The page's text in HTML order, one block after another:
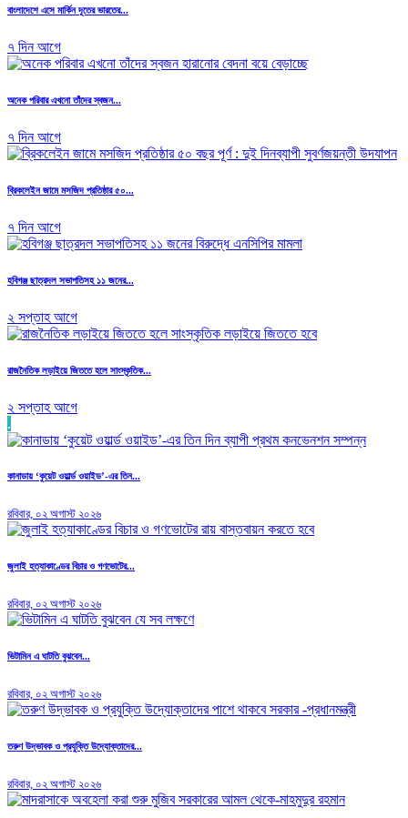
বাংলাদেশে এসে মার্কিন দূতের ভারতের...
৭ দিন আগে
অনেক পরিবার এখনো তাঁদের স্বজন...
৭ দিন আগে
ব্রিকলেইন জামে মসজিদ প্রতিষ্ঠার ৫০...
৭ দিন আগে
হবিগঞ্জ ছাত্রদল সভাপতিসহ ১১ জনের...
২ সপ্তাহ আগে
রাজনৈতিক লড়াইয়ে জিততে হলে সাংস্কৃতিক...
২ সপ্তাহ আগে
.
কানাডায় ‘কুয়েট ওয়ার্ল্ড ওয়াইড’-এর তিন...
রবিবার, ০২ অগাস্ট ২০২৬
জুলাই হত্যাকাণ্ডের বিচার ও গণভোটের...
রবিবার, ০২ অগাস্ট ২০২৬
ভিটামিন এ ঘাটতি বুঝবেন...
রবিবার, ০২ অগাস্ট ২০২৬
তরুণ উদ্ভাবক ও প্রযুক্তি উদ্যোক্তাদের...
রবিবার, ০২ অগাস্ট ২০২৬